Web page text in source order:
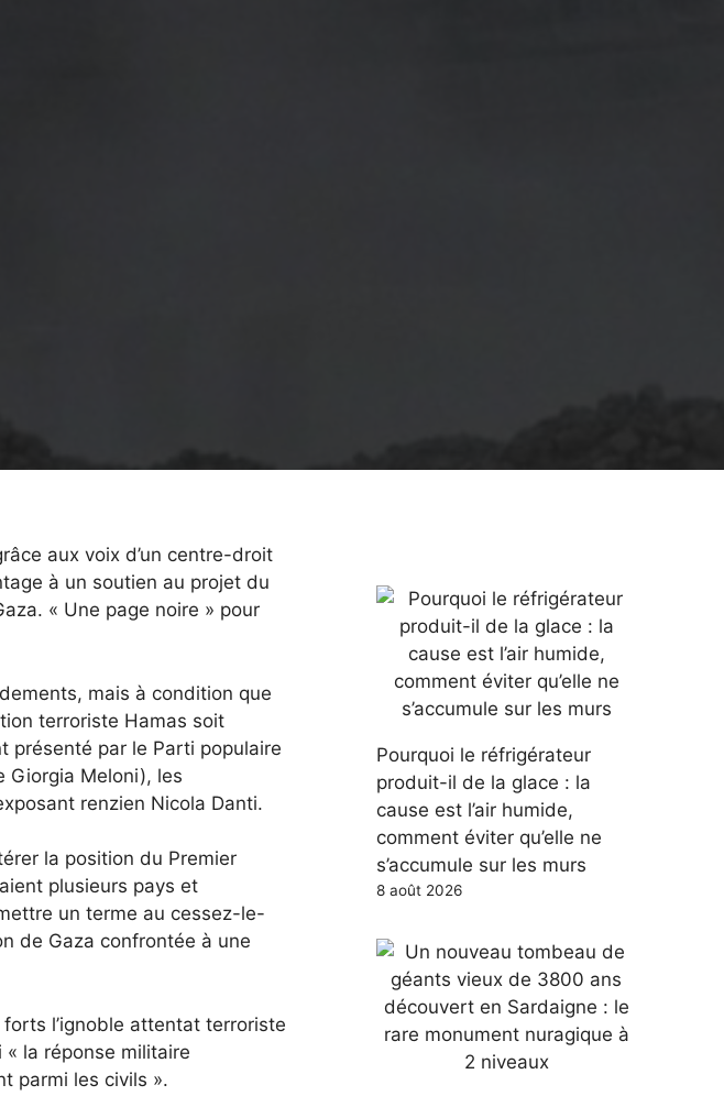
aux voix d’un centre-droit
à un soutien au projet du
« Une page noire » pour
mais à condition que
terroriste Hamas soit
présenté par le Parti populaire
Giorgia Meloni), les
renzien Nicola Danti.
la position du Premier
plusieurs pays et
un terme au cessez-le-
de Gaza confrontée à une
l’ignoble attentat terroriste
la réponse militaire
parmi les civils ».
Pourquoi le réfrigérateur
produit-il de la glace : la
cause est l’air humide,
comment éviter qu’elle ne
s’accumule sur les murs
8 août 2026